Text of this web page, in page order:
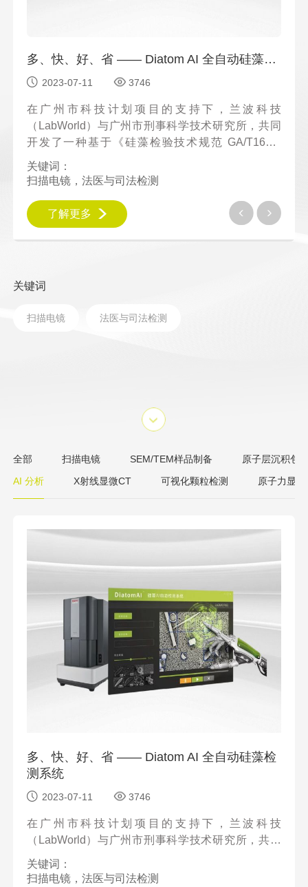
多、快、好、省 —— Diatom AI 全自动硅藻检测系统
2023-07-11 3746
在广州市科技计划项目的支持下，兰波科技
（LabWorld）与广州市刑事科学技术研究所，共同
开发了一种基于《硅藻检验技术规范 GA/T1662-
2019 要求》的台式扫描电镜解决方案 —— Diatom
AI 全自动硅藻检测系统。
关键词：
扫描电镜，法医与司法检测
了解更多
关键词
扫描电镜 法医与司法检测
全部 扫描电镜 SEM/TEM样品制备
原子层沉积包
AI 分析
X射线显微CT 可视化颗粒检测 原子力显微
多、快、好、省 —— Diatom AI 全自动硅藻检
测系统
2023-07-11 3746
在广州市科技计划项目的支持下，兰波科技
（LabWorld）与广州市刑事科学技术研究所，共同
开发了一种基于《硅藻检验技术规范 GA/T1662-
2019 要求》的台式扫描电镜解决方案 —— Diatom
关键词：
扫描电镜，法医与司法检测